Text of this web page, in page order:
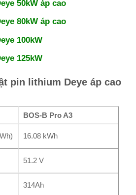
50kW áp cao
80kW áp cao
100kW
125kW
pin lithium Deye áp cao
BOS-B Pro A3
16.08 kWh
51.2 V
314Ah